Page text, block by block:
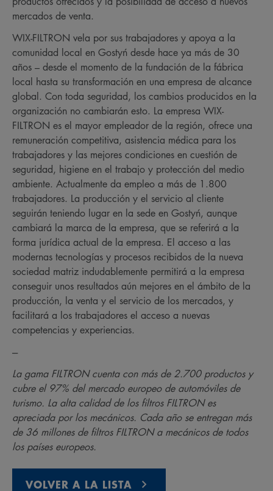
mercados de venta.
WIX-FILTRON vela por sus trabajadores y apoya a la
comunidad local en Gostyń desde hace ya más de 30
años – desde el momento de la fundación de la fábrica
local hasta su transformación en una empresa de alcance
global. Con toda seguridad, los cambios producidos en la
organización no cambiarán esto. La empresa WIX-
FILTRON es el mayor empleador de la región, ofrece una
remuneración competitiva, asistencia médica para los
trabajadores y las mejores condiciones en cuestión de
seguridad, higiene en el trabajo y protección del medio
ambiente. Actualmente da empleo a más de 1.800
trabajadores. La producción y el servicio al cliente
seguirán teniendo lugar en la sede en Gostyń, aunque
cambiará la marca de la empresa, que se referirá a la
forma jurídica actual de la empresa. El acceso a las
modernas tecnologías y procesos recibidos de la nueva
sociedad matriz indudablemente permitirá a la empresa
conseguir unos resultados aún mejores en el ámbito de la
producción, la venta y el servicio de los mercados, y
facilitará a los trabajadores el acceso a nuevas
competencias y experiencias.
---
La gama FILTRON cuenta con más de 2.700 productos y
cubre el 97% del mercado europeo de automóviles de
turismo. La alta calidad de los filtros FILTRON es
apreciada por los mecánicos. Cada año se entregan más
de 36 millones de filtros FILTRON a mecánicos de todos
los países europeos.
VOLVER A LA LISTA